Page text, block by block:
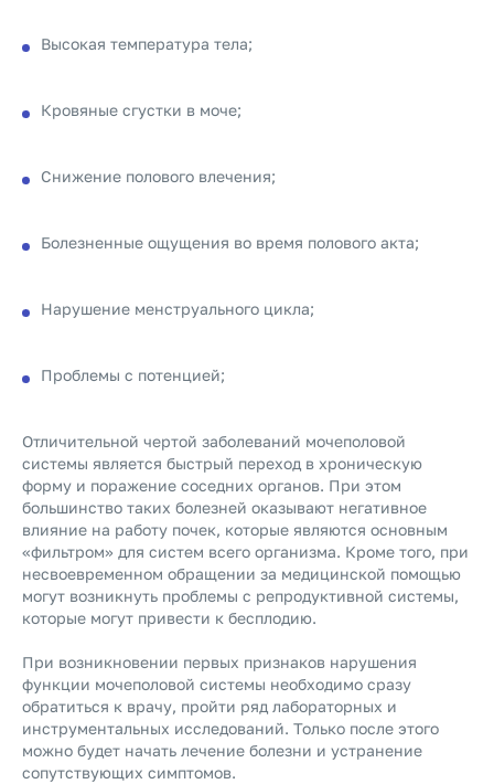
Высокая температура тела;
Кровяные сгустки в моче;
Снижение полового влечения;
Болезненные ощущения во время полового акта;
Нарушение менструального цикла;
Проблемы с потенцией;
Отличительной чертой заболеваний мочеполовой
системы является быстрый переход в хроническую
форму и поражение соседних органов. При этом
большинство таких болезней оказывают негативное
влияние на работу почек, которые являются основным
«фильтром» для систем всего организма. Кроме того, при
несвоевременном обращении за медицинской помощью
могут возникнуть проблемы с репродуктивной системы,
которые могут привести к бесплодию.
При возникновении первых признаков нарушения
функции мочеполовой системы необходимо сразу
обратиться к врачу, пройти ряд лабораторных и
инструментальных исследований. Только после этого
можно будет начать лечение болезни и устранение
сопутствующих симптомов.